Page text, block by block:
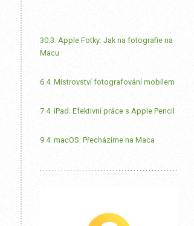
30.3. Apple Fotky: Jak na fotografie na
Macu
6.4. Mistrovství fotografování mobilem
7.4. iPad: Efektivní práce s Apple Pencil
9.4. macOS: Přecházíme na Maca